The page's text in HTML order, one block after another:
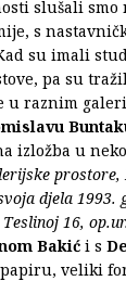
slušali smo
s
su imali
pa su
u raznim
izložba u
djela 1993.
16, op.ur.
Bakić i s
veliki